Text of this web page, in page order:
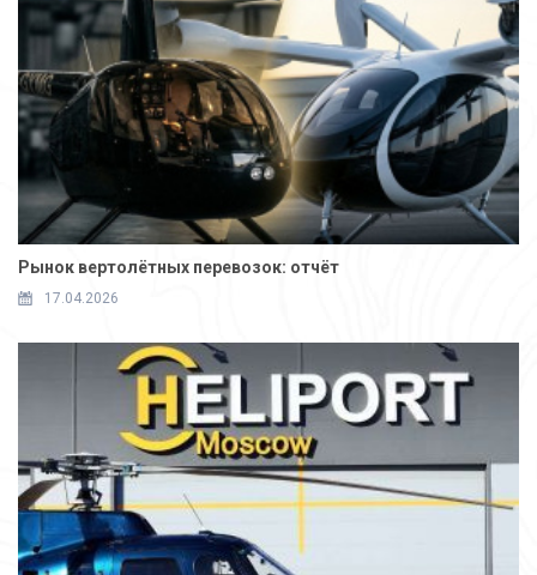
Рынок вертолётных перевозок: отчёт
17.04.2026